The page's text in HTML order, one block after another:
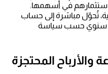
استثمارهم في أسهمها.
تُحوّل مباشرة إلى حساب
سنوي حسب سياسة
والأرباح المحتجزة